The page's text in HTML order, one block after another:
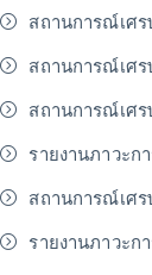
สถานการณ์เศ
สถานการณ์เศ
สถานการณ์เศ
รายงานภาวะก
สถานการณ์เศร
รายงานภาวะก